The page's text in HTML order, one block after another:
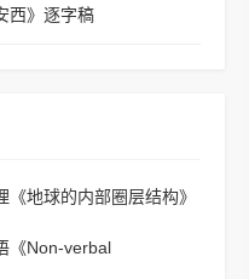
西》逐字稿
《地球的内部圈层结构》
《Non-verbal